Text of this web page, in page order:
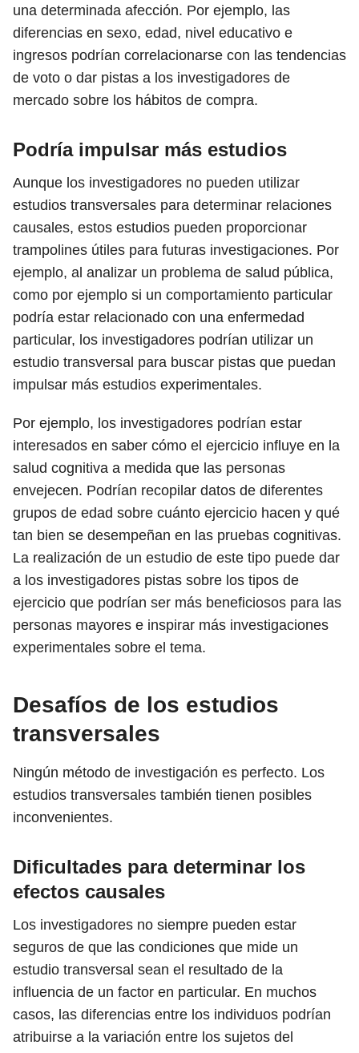
una determinada afección. Por ejemplo, las
diferencias en sexo, edad, nivel educativo e
ingresos podrían correlacionarse con las tendencias
de voto o dar pistas a los investigadores de
mercado sobre los hábitos de compra.
Podría impulsar más estudios
Aunque los investigadores no pueden utilizar
estudios transversales para determinar relaciones
causales, estos estudios pueden proporcionar
trampolines útiles para futuras investigaciones. Por
ejemplo, al analizar un problema de salud pública,
como por ejemplo si un comportamiento particular
podría estar relacionado con una enfermedad
particular, los investigadores podrían utilizar un
estudio transversal para buscar pistas que puedan
impulsar más estudios experimentales.
Por ejemplo, los investigadores podrían estar
interesados ​​en saber cómo el ejercicio influye en la
salud cognitiva a medida que las personas
envejecen. Podrían recopilar datos de diferentes
grupos de edad sobre cuánto ejercicio hacen y qué
tan bien se desempeñan en las pruebas cognitivas.
La realización de un estudio de este tipo puede dar
a los investigadores pistas sobre los tipos de
ejercicio que podrían ser más beneficiosos para las
personas mayores e inspirar más investigaciones
experimentales sobre el tema.
Desafíos de los estudios
transversales
Ningún método de investigación es perfecto. Los
estudios transversales también tienen posibles
inconvenientes.
Dificultades para determinar los
efectos causales
Los investigadores no siempre pueden estar
seguros de que las condiciones que mide un
estudio transversal sean el resultado de la
influencia de un factor en particular. En muchos
casos, las diferencias entre los individuos podrían
atribuirse a la variación entre los sujetos del